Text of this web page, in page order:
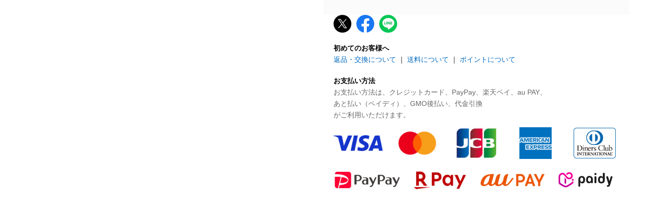
初めてのお客様へ
返品・交換について ｜ 送料について ｜ ポイントについて
お支払い方法
お支払い方法は、クレジットカード、PayPay、楽天ペイ、au PAY、
あと払い（ペイディ）、GMO後払い、代金引換
がご利用いただけます。